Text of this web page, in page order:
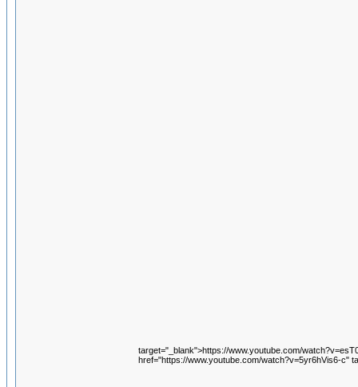
target="_blank">https://www.youtube.com/
href="https://www.youtube.com/watch?v=5yr6hVis6-c"